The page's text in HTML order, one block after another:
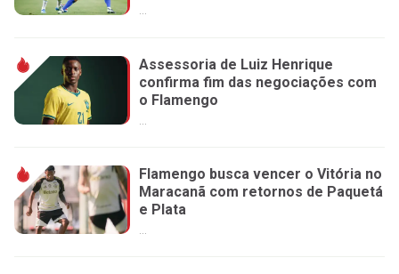
...
Assessoria de Luiz Henrique
confirma fim das negociações com
o Flamengo
Flamengo busca vencer o Vitória no
Maracanã com retornos de Paquetá
e Plata
...